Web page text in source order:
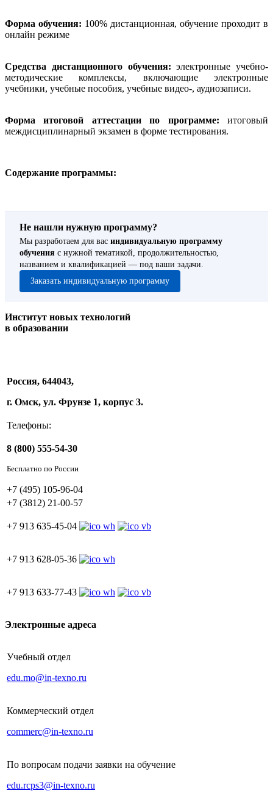
Форма обучения: 100% дистанционная, обучение проходит в
онлайн режиме
Средства дистанционного обучения: электронные учебно-
методические комплексы, включающие электронные
учебники, учебные пособия, учебные видео-, аудиозаписи.
Форма итоговой аттестации по программе: итоговый
междисциплинарный экзамен в форме тестирования.
Содержание программы:
Не нашли нужную программу?
Мы разработаем для вас индивидуальную программу
обучения с нужной тематикой, продолжительностью,
названием и квалификацией — под ваши задачи.
Заказать индивидуальную программу
Институт новых технологий
в образовании
Россия, 644043,
г. Омск, ул. Фрунзе 1, корпус 3.
Телефоны:
8 (800) 555-54-30
Бесплатно по России
+7 (495) 105-96-04
+7 (3812) 21-00-57
+7 913 635-45-04
+7 913 628-05-36
+7 913 633-77-43
Электронные адреса
Учебный отдел
edu.mo@in-texno.ru
Коммерческий отдел
commerc@in-texno.ru
По вопросам подачи заявки на обучение
edu.rcps3@in-texno.ru